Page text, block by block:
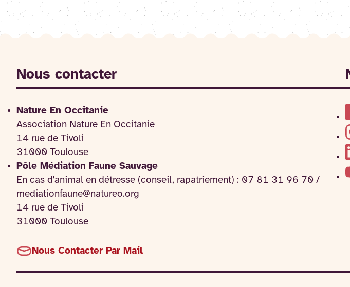
Nous contacter
Nature En Occitanie
Association Nature En Occitanie
14 rue de Tivoli
31000 Toulouse
Pôle Médiation Faune Sauvage
En cas d'animal en détresse (conseil, rapatriement) : 07 81 31 96 70 /
mediationfaune@natureo.org
14 rue de Tivoli
31000 Toulouse
Nous Contacter Par Mail